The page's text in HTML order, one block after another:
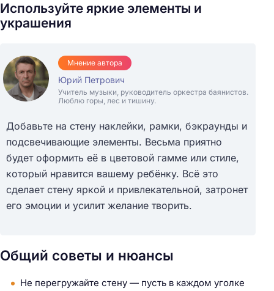
Используйте яркие элементы и
украшения
Мнение автора
Юрий Петрович
Учитель музыки, руководитель оркестра баянистов.
Люблю горы, лес и тишину.
Добавьте на стену наклейки, рамки, бэкраунды и
подсвечивающие элементы. Весьма приятно
будет оформить её в цветовой гамме или стиле,
который нравится вашему ребёнку. Всё это
сделает стену яркой и привлекательной, затронет
его эмоции и усилит желание творить.
Общий советы и нюансы
Не перегружайте стену — пусть в каждом уголке